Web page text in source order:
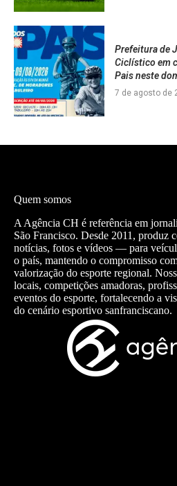
Prefeitura de
Ciclístico em
Pais neste
7 de agosto de
Quem somos
A Agência CH é referência em
São Francisco. Desde 2011,
notícias, fotos e vídeos — para
o país, mantendo o compromisso
valorização do esporte regional.
locais, competições amadoras,
eventos do esporte, fortalecendo a
do cenário esportivo sanfranciscano.